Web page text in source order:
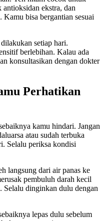
ekstra, dan
bisa bergantian sesuai
setiap hari.
berlebihan. Kalau ada
konsultasikan dengan dokter
Perhatikan
kamu hindari. Jangan
atau sudah terbuka
Selalu periksa kondisi
langsung dari air panas ke
pembuluh darah kecil
Selalu dinginkan dulu dengan
lepas dulu sebelum